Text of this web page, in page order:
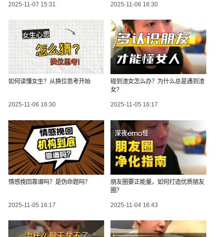
2025-11-07 15:31 2025-11-06 16:30
如何读懂女生？从换位思考开始
2025-11-06 16:30
碰到渣女怎么办？为什么总是遇到渣
女？
2025-11-05 16:17
情感挽回靠谱吗？是伪命题吗？
2025-11-05 16:17
朋友圈要正能量，如何打造优质朋友
圈？
2025-11-04 16:43